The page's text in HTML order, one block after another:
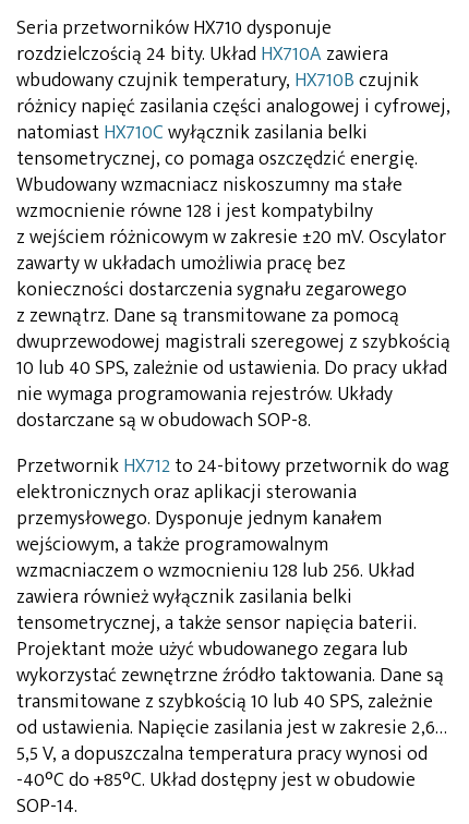
Seria przetworników HX710 dysponuje
rozdzielczością 24 bity. Układ HX710Azawiera
wbudowany czujnik temperatury, HX710Bczujnik
różnicy napięć zasilania części analogowej i cyfrowej,
natomiastHX710Cwyłącznik zasilania belki
tensometrycznej, co pomaga oszczędzić energię.
Wbudowany wzmacniacz niskoszumny ma stałe
wzmocnienie równe 128 i jest kompatybilny
z wejściem różnicowym w zakresie ±20 mV. Oscylator
zawarty w układach umożliwia pracę bez
konieczności dostarczenia sygnału zegarowego
z zewnątrz. Dane są transmitowane za pomocą
dwuprzewodowej magistrali szeregowej z szybkością
10 lub 40 SPS, zależnie od ustawienia. Do pracy układ
nie wymaga programowania rejestrów. Układy
dostarczane są w obudowach SOP-8.
PrzetwornikHX712to 24-bitowy przetwornik do wag
elektronicznych oraz aplikacji sterowania
przemysłowego. Dysponuje jednym kanałem
wejściowym, a także programowalnym
wzmacniaczem o wzmocnieniu 128 lub 256. Układ
zawiera również wyłącznik zasilania belki
tensometrycznej, a także sensor napięcia baterii.
Projektant może użyć wbudowanego zegara lub
wykorzystać zewnętrzne źródło taktowania. Dane są
transmitowane z szybkością 10 lub 40 SPS, zależnie
od ustawienia. Napięcie zasilania jest w zakresie 2,6…
5,5 V, a dopuszczalna temperatura pracy wynosi od
-40°C do +85°C. Układ dostępny jest w obudowie
SOP-14.